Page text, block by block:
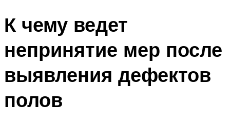
К чему ведет
непринятие мер после
выявления дефектов
полов